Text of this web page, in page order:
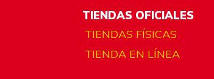
TIENDAS OFICIALES
TIENDAS FÍSICAS
TIENDA EN LÍNEA